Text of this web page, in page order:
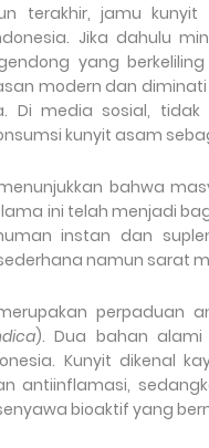
terakhir, jamu
Jika dahulu
yang
modern dan
Di media sosial,
kunyit asam
bahwa
ini telah menjadi
instan dan
namun sarat
perpaduan
). Dua bahan
Kunyit dikenal
antiinflamasi,
bioaktif yang